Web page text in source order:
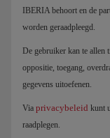
IBERIA behoort en de
worden geraadpleegd.
De gebruiker kan te allen
oppositie, toegang,
gegevens uitoefenen.
Via privacybeleid kunt
raadplegen.